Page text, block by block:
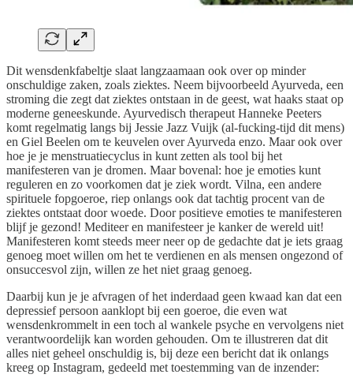
Dit wensdenkfabeltje slaat langzaamaan ook over op minder
onschuldige zaken, zoals ziektes. Neem bijvoorbeeld Ayurveda, een
stroming die zegt dat ziektes ontstaan in de geest, wat haaks staat op
moderne geneeskunde. Ayurvedisch therapeut Hanneke Peeters
komt regelmatig langs bij Jessie Jazz Vuijk (al-fucking-tijd dit mens)
en Giel Beelen om te keuvelen over Ayurveda enzo. Maar ook over
hoe je je menstruatiecyclus in kunt zetten als tool bij het
manifesteren van je dromen. Maar bovenal: hoe je emoties kunt
reguleren en zo voorkomen dat je ziek wordt. Vilna, een andere
spirituele fopgoeroe, riep onlangs ook dat tachtig procent van de
ziektes ontstaat door woede. Door positieve emoties te manifesteren
blijf je gezond! Mediteer en manifesteer je kanker de wereld uit!
Manifesteren komt steeds meer neer op de gedachte dat je iets graag
genoeg moet willen om het te verdienen en als mensen ongezond of
onsuccesvol zijn, willen ze het niet graag genoeg.
Daarbij kun je je afvragen of het inderdaad geen kwaad kan dat een
depressief persoon aanklopt bij een goeroe, die even wat
wensdenkrommelt in een toch al wankele psyche en vervolgens niet
verantwoordelijk kan worden gehouden. Om te illustreren dat dit
alles niet geheel onschuldig is, bij deze een bericht dat ik onlangs
kreeg op Instagram, gedeeld met toestemming van de inzender: